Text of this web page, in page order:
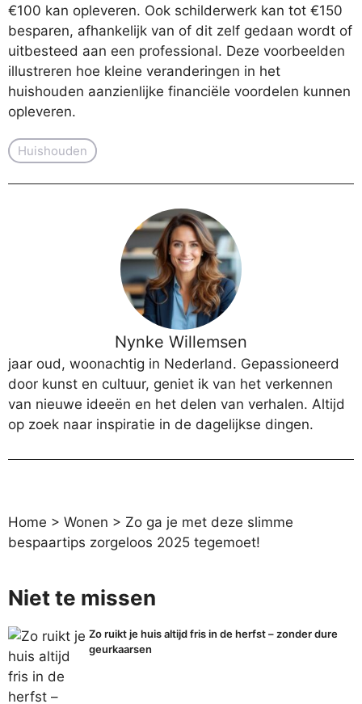
€100 kan opleveren. Ook schilderwerk kan tot €150
besparen, afhankelijk van of dit zelf gedaan wordt of
uitbesteed aan een professional. Deze voorbeelden
illustreren hoe kleine veranderingen in het
huishouden aanzienlijke financiële voordelen kunnen
opleveren.
Huishouden
Nynke Willemsen
jaar oud, woonachtig in Nederland. Gepassioneerd
door kunst en cultuur, geniet ik van het verkennen
van nieuwe ideeën en het delen van verhalen. Altijd
op zoek naar inspiratie in de dagelijkse dingen.
Home > Wonen > Zo ga je met deze slimme
bespaartips zorgeloos 2025 tegemoet!
Niet te missen
Zo ruikt je huis altijd fris in de herfst – zonder dure
geurkaarsen